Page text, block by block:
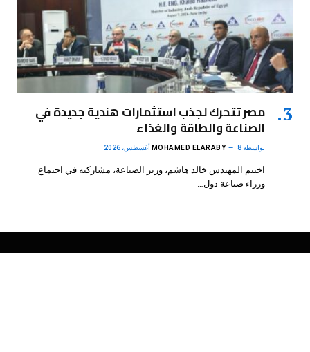
مصر تتحرك لجذب استثمارات هندية جديدة في
الصناعة والطاقة والغذاء
بواسطة MOHAMED ELARABY 8 أغسطس، 2026
اختتم المهندس خالد هاشم، وزير الصناعة، مشاركته في اجتماع
وزراء صناعة دول…